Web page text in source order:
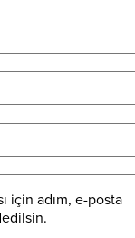
için adım, e-posta